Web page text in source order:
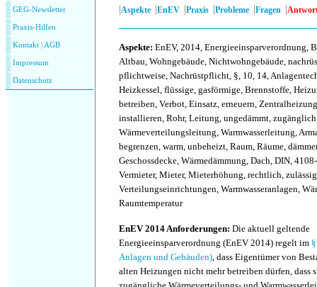
GEG-Newsletter
Praxis-Hilfen
Kontakt AGB
Impressum
Datenschutz
|Aspekte |EnEV |Praxis |Probleme |Fragen |
Aspekte: EnEV, 2014, Energieeinsparverordnung,
Altbau, Wohngebäude, Nichtwohngebäude,
pflichtweise, Nachrüstpflicht, §, 10, 14,
Heizkessel, flüssige, gasförmige, Brennstoffe,
betreiben, Verbot, Einsatz, erneuern,
installieren, Rohr, Leitung, ungedämmt,
Wärmeverteilungsleitung, Warmwasserleitung,
begrenzen, warm, unbeheizt, Raum, Räume,
Geschossdecke, Wärmedämmung, Dach, DIN,
Vermieter, Mieter, Mieterhöhung, rechtlich,
Verteilungseinrichtungen, Warmwasseranlagen,
Raumtemperatur
EnEV 2014 Anforderungen: Die aktuell geltende
Energieeinsparverordnung (EnEV 2014) regelt im
Anlagen und Gebäuden), dass Eigentümer von
alten Heizungen nicht mehr betreiben dürfen, dass